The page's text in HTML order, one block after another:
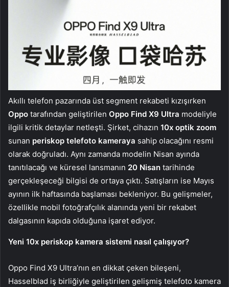
Akıllı telefon pazarında üst segment rekabeti kızışırken
Oppo tarafından geliştirilen Oppo Find X9 Ultra modeliyle
ilgili kritik detaylar netleşti. Şirket, cihazın 10x optik zoom
sunan periskop telefoto kameraya sahip olacağını resmi
olarak doğruladı. Aynı zamanda modelin Nisan ayında
tanıtılacağı ve küresel lansmanın 20 Nisan tarihinde
gerçekleşeceği bilgisi de ortaya çıktı. Satışların ise Mayıs
ayının ilk haftasında başlaması bekleniyor. Bu gelişmeler,
özellikle mobil fotoğrafçılık alanında yeni bir rekabet
dalgasının kapıda olduğuna işaret ediyor.
Yeni 10x periskop kamera sistemi nasıl çalışıyor?
Oppo Find X9 Ultra’nın en dikkat çeken bileşeni,
Hasselblad iş birliğiyle geliştirilen gelişmiş telefoto kamera